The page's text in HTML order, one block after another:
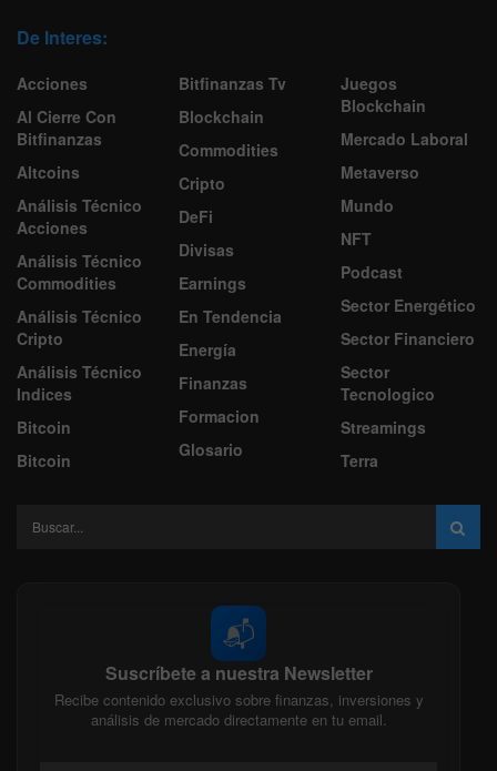
De Interes:
Acciones
Al Cierre Con
Bitfinanzas
Altcoins
Análisis Técnico
Acciones
Análisis Técnico
Commodities
Análisis Técnico
Cripto
Análisis Técnico
Indices
Bitcoin
Bitcoin
Bitfinanzas Tv
Blockchain
Commodities
Cripto
DeFi
Divisas
Earnings
En Tendencia
Energía
Finanzas
Formacion
Glosario
Juegos
Blockchain
Mercado Laboral
Metaverso
Mundo
NFT
Podcast
Sector Energético
Sector Financiero
Sector
Tecnologico
Streamings
Terra
📬
Suscríbete a nuestra Newsletter
Recibe contenido exclusivo sobre finanzas, inversiones y
análisis de mercado directamente en tu email.